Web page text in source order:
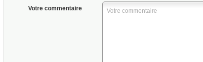
Votre commentaire